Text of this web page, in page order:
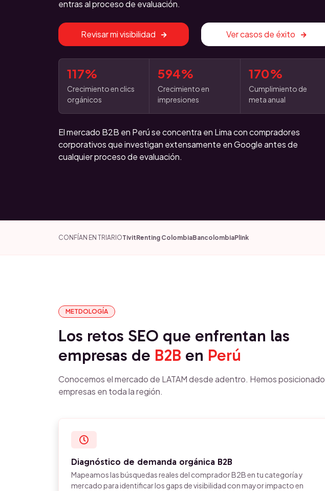
entras al proceso de evaluación.
Revisar mi visibilidad Ver casos de éxito
117%
Crecimiento en clics
orgánicos
594%
Crecimiento en
impresiones
170%
Cumplimiento de
meta anual
El mercado B2B en Perú se concentra en Lima con compradores
corporativos que investigan extensamente en Google antes de
cualquier proceso de evaluación.
CONFÍAN EN TRIARIOTivitRenting ColombiaBancolombiaPlink
METDOLOGÍA
Los retos SEO que enfrentan las
empresas de B2B en Perú
Conocemos el mercado de LATAM desde adentro. Hemos posicionado
empresas en toda la región.
Diagnóstico de demanda orgánica B2B
Mapeamos las búsquedas reales del comprador B2B en tu categoría y
mercado para identificar los gaps de visibilidad con mayor impacto en